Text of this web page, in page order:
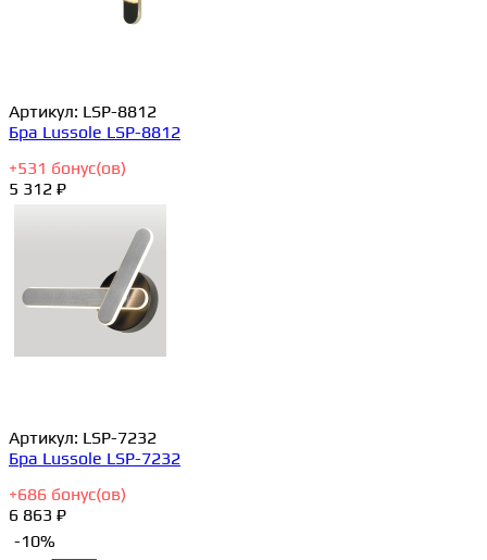
Артикул: LSP-8812
Бра Lussole LSP-8812
+531 бонус(ов)
5 312 ₽
Артикул: LSP-7232
Бра Lussole LSP-7232
+686 бонус(ов)
6 863 ₽
-10%